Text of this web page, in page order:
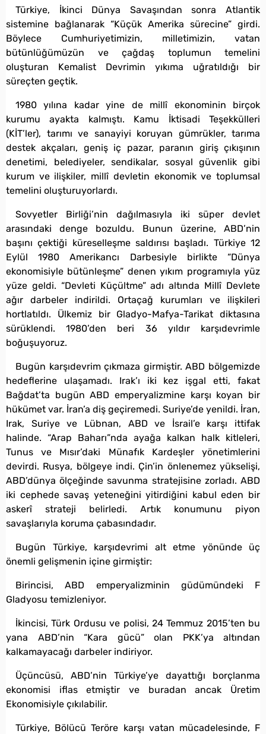
Türkiye, İkinci Dünya Savaşından sonra Atlantik
sistemine bağlanarak “Küçük Amerika sürecine” girdi.
Böylece Cumhuriyetimizin, milletimizin, vatan
bütünlüğümüzün ve çağdaş toplumun temelini
oluşturan Kemalist Devrimin yıkıma uğratıldığı bir
süreçten geçtik.
1980 yılına kadar yine de millî ekonominin birçok
kurumu ayakta kalmıştı. Kamu İktisadi Teşekkülleri
(KİT’ler), tarımı ve sanayiyi koruyan gümrükler, tarıma
destek akçaları, geniş iç pazar, paranın giriş çıkışının
denetimi, belediyeler, sendikalar, sosyal güvenlik gibi
kurum ve ilişkiler, millî devletin ekonomik ve toplumsal
temelini oluşturuyorlardı.
Sovyetler Birliği’nin dağılmasıyla iki süper devlet
arasındaki denge bozuldu. Bunun üzerine, ABD’nin
başını çektiği küreselleşme saldırısı başladı. Türkiye 12
Eylül 1980 Amerikancı Darbesiyle birlikte “Dünya
ekonomisiyle bütünleşme” denen yıkım programıyla yüz
yüze geldi. “Devleti Küçültme” adı altında Millî Devlete
ağır darbeler indirildi. Ortaçağ kurumları ve ilişkileri
hortlatıldı. Ülkemiz bir Gladyo-Mafya-Tarikat diktasına
sürüklendi. 1980’den beri 36 yıldır karşıdevrimle
boğuşuyoruz.
Bugün karşıdevrim çıkmaza girmiştir. ABD bölgemizde
hedeflerine ulaşamadı. Irak’ı iki kez işgal etti, fakat
Bağdat’ta bugün ABD emperyalizmine karşı koyan bir
hükümet var. İran’a diş geçiremedi. Suriye’de yenildi. İran,
Irak, Suriye ve Lübnan, ABD ve İsrail’e karşı ittifak
halinde. “Arap Baharı”nda ayağa kalkan halk kitleleri,
Tunus ve Mısır’daki Münafık Kardeşler yönetimlerini
devirdi. Rusya, bölgeye indi. Çin’in önlenemez yükselişi,
ABD’dünya ölçeğinde savunma stratejisine zorladı. ABD
iki cephede savaş yeteneğini yitirdiğini kabul eden bir
askerî strateji belirledi. Artık konumunu piyon
savaşlarıyla koruma çabasındadır.
Bugün Türkiye, karşıdevrimi alt etme yönünde üç
önemli gelişmenin içine girmiştir:
Birincisi, ABD emperyalizminin güdümündeki F
Gladyosu temizleniyor.
İkincisi, Türk Ordusu ve polisi, 24 Temmuz 2015’ten bu
yana ABD’nin “Kara gücü” olan PKK’ya altından
kalkamayacağı darbeler indiriyor.
Üçüncüsü, ABD’nin Türkiye’ye dayattığı borçlanma
ekonomisi iflas etmiştir ve buradan ancak Üretim
Ekonomisiyle çıkılabilir.
Türkiye, Bölücü Teröre karşı vatan mücadelesinde, F